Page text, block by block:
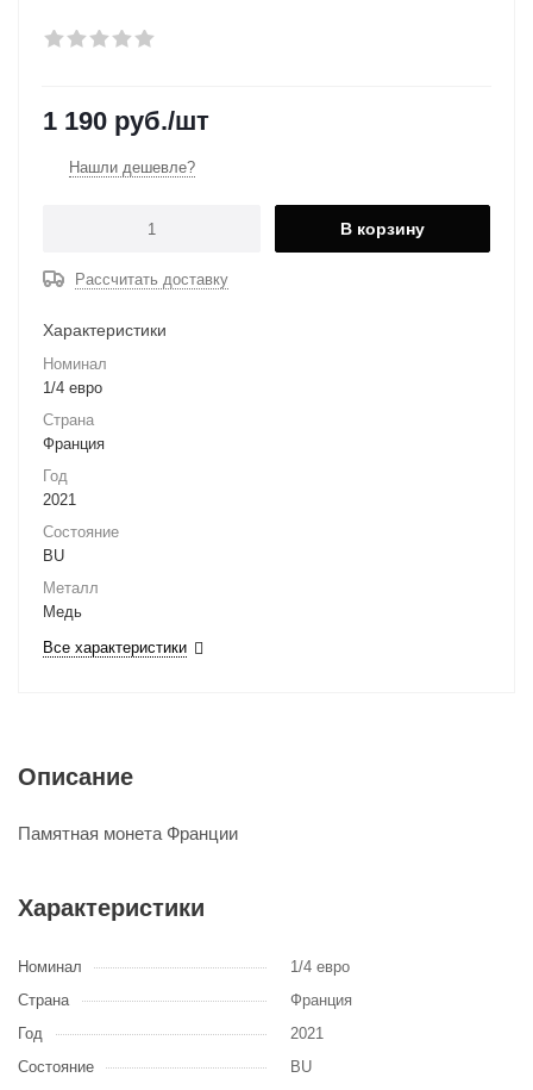
1 190 руб./шт
Нашли дешевле?
В корзину
Рассчитать доставку
Характеристики
Номинал
1/4 евро
Страна
Франция
Год
2021
Состояние
BU
Металл
Медь
Все характеристики
Описание
Памятная монета Франции
Характеристики
Номинал
1/4 евро
Страна
Франция
Год
2021
Состояние
BU